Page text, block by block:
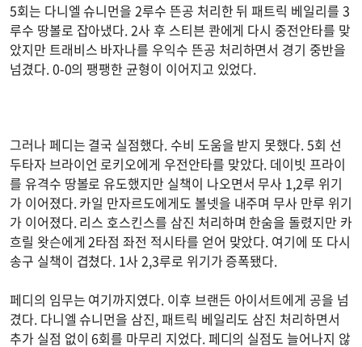
5회는 다니엘 슈니먼을 2루수 뜬공 처리한 뒤 패트릭 베일리를 3
루수 땅볼로 잡아냈다. 2사 후 스티븐 콴에게 다시 중전안타를 맞
았지만 트래비스 바자나를 우익수 뜬공 처리하면서 경기 중반을
넘겼다. 0-0의 팽팽한 균형이 이어지고 있었다.
그러나 페디는 결국 실점했다. 수비 도움을 받지 못했다. 5회 선
두타자 브라이언 로키오에게 우전안타를 맞았다. 데이빗 프라이
를 유격수 땅볼로 유도했지만 실책이 나오면서 무사 1,2루 위기
가 이어졌다. 카일 만자르도에게도 볼넷을 내주며 무사 만루 위기
가 이어졌다. 리스 호스킨스를 삼진 처리하며 한숨을 돌렸지만 카
흐릴 왓슨에게 2타점 좌전 적시타를 얻어 맞았다. 여기에 또 다시
송구 실책이 겹쳤다. 1사 2,3루로 위기가 증폭됐다.
페디의 임무는 여기까지였다. 이후 브랜든 아이서트에게 공을 넘
겼다. 다니엘 슈니먼을 삼진, 패트릭 베일리도 삼진 처리하면서
추가 실점 없이 6회를 마무리 지었다. 페디의 실점도 늘어나지 않